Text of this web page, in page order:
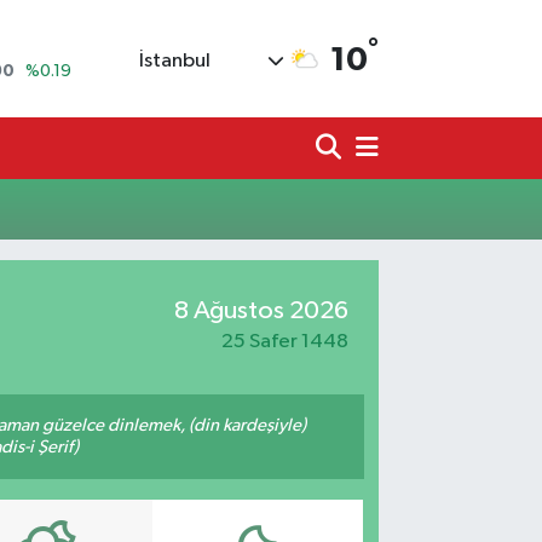
%0.19
%0.18
%-1.82
İstanbul 10°
8 Ağustos 2026
25 Safer 1448
güzelce dinlemek, (din kardeşiyle)
i Şerif)